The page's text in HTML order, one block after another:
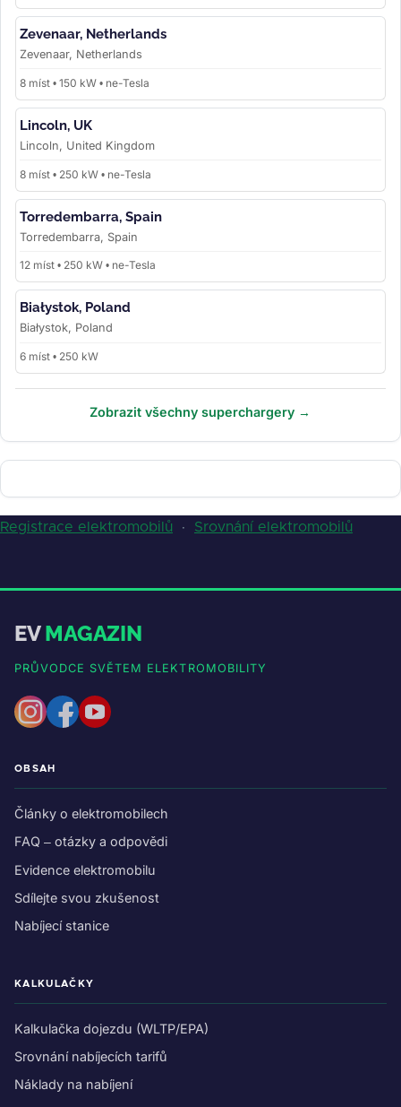
Zevenaar, Netherlands
Zevenaar, Netherlands
8 míst • 150 kW • ne-Tesla
Lincoln, UK
Lincoln, United Kingdom
8 míst • 250 kW • ne-Tesla
Torredembarra, Spain
Torredembarra, Spain
12 míst • 250 kW • ne-Tesla
Białystok, Poland
Białystok, Poland
6 míst • 250 kW
Zobrazit všechny superchargery →
Registrace elektromobilů · Srovnání elektromobilů
EVMAGAZIN
PRŮVODCE SVĚTEM ELEKTROMOBILITY
OBSAH
Články o elektromobilech
FAQ – otázky a odpovědi
Evidence elektromobilu
Sdílejte svou zkušenost
Nabíjecí stanice
KALKULAČKY
Kalkulačka dojezdu (WLTP/EPA)
Srovnání nabíjecích tarifů
Náklady na nabíjení